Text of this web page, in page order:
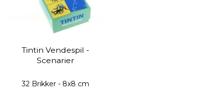
Tintin Vendespil -
Scenarier
32 Brikker - 8x8 cm